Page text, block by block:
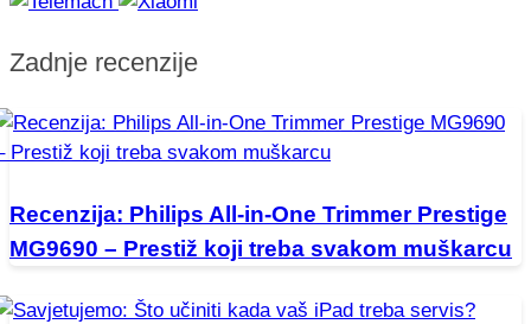
Zadnje recenzije
Recenzija: Philips All-in-One Trimmer Prestige
MG9690 – Prestiž koji treba svakom muškarcu